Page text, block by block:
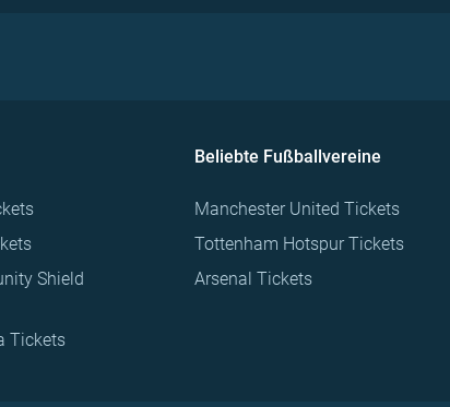
Shield
Tickets
Beliebte Fußballvereine
Manchester United Tickets
Tottenham Hotspur Tickets
Arsenal Tickets